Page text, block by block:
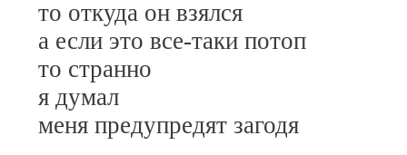
то откуда он взялся
а если это все-таки потоп
то странно
я думал
меня предупредят загодя